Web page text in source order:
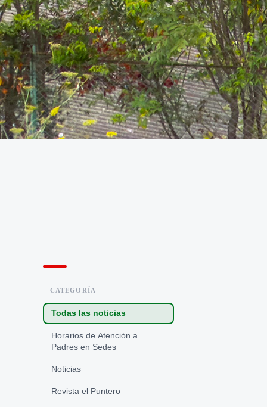
CATEGORÍA
Todas las noticias
Horarios de Atención a
Padres en Sedes
Noticias
Revista el Puntero